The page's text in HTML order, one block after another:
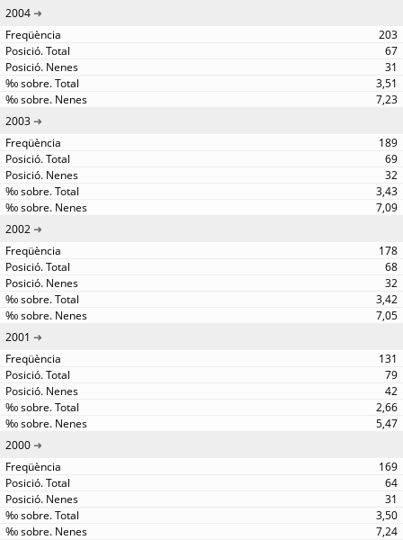
2004
203
67
31
3,51
7,23
2003
189
69
32
3,43
7,09
2002
178
68
32
3,42
7,05
2001
131
79
42
2,66
5,47
2000
169
64
31
3,50
7,24